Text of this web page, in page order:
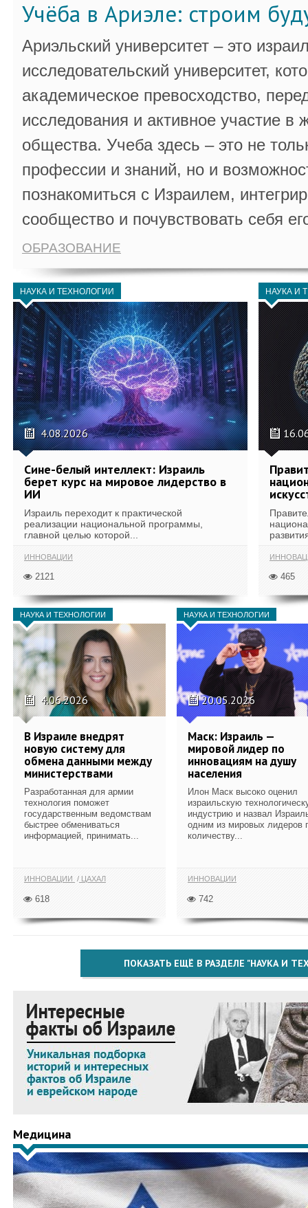
Учёба в Ариэле: строим
Ариэльский университет – это
исследовательский университет,
академическое превосходство,
исследования и активное участие в
общества. Учеба здесь – это не
профессии и знаний, но и
познакомиться с Израилем,
сообщество и почувствовать себя
ОБРАЗОВАНИЕ
НАУКА И ТЕХНОЛОГИИ
4.08.2026
Сине-белый интеллект: Израиль
берет курс на мировое лидерство в
ИИ
Израиль переходит к практической
реализации национальной программы,
главной целью которой...
ИННОВАЦИИ
2121
НАУКА И
465
НАУКА И ТЕХНОЛОГИИ
4.06.2026
В Израиле внедрят
новую систему для
обмена данными между
министерствами
Разработанная для армии
технология поможет
государственным ведомствам
быстрее обмениваться
информацией, принимать...
ИННОВАЦИИ ЦАХАЛ
618
НАУКА И ТЕХНОЛОГИИ
20.05.2026
Маск: Израиль —
мировой лидер по
инновациям на душу
населения
Илон Маск высоко оценил
израильскую
индустрию и назвал
одним из мировых лидеров
количеству...
ИННОВАЦИИ
742
ПОКАЗАТЬ ЕЩЁ В РАЗДЕЛЕ "НАУКА И
Медицина